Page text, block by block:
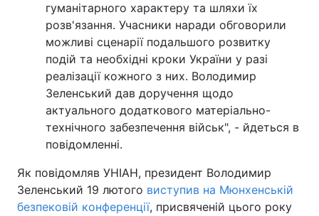
Тема оформлення
гуманітарного характеру та шляхи їх
розв'язання. Учасники наради обговорили
можливі сценарії подальшого розвитку
подій та необхідні кроки України у разі
реалізації кожного з них. Володимир
Зеленський дав доручення щодо
актуального додаткового матеріально-
технічного забезпечення військ", - йдеться в
повідомленні.
Як повідомляв УНІАН, президент Володимир
Зеленський 19 лютого виступив на Мюнхенській
безпековій конференції, присвяченій цього року